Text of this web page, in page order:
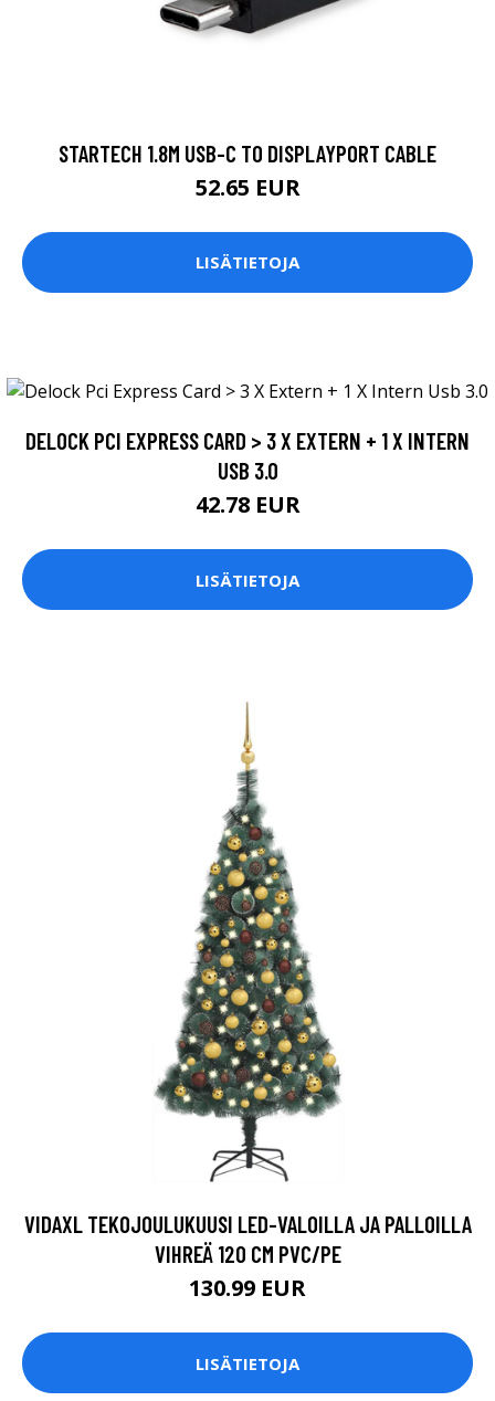
STARTECH 1.8M USB-C TO DISPLAYPORT CABLE
52.65 EUR
LISÄTIETOJA
DELOCK PCI EXPRESS CARD > 3 X EXTERN + 1 X INTERN
USB 3.0
42.78 EUR
LISÄTIETOJA
VIDAXL TEKOJOULUKUUSI LED-VALOILLA JA PALLOILLA
VIHREÄ 120 CM PVC/PE
130.99 EUR
LISÄTIETOJA